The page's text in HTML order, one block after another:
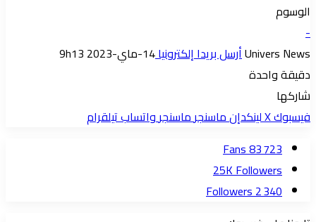
الوسوم
-
Univers Newsأرسل بريدا إلكترونيا14-ماي-2023 9h13
دقيقة واحدة
شاركها
فيسبوك‫Xلينكدإنماسنجرماسنجرواتسابتيلقرام
83 723
Fans
25KFollowers
2 340
Followers